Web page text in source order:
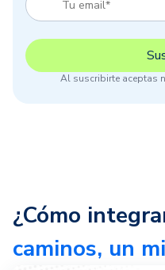
Al suscribirte aceptas
¿Cómo
caminos, un